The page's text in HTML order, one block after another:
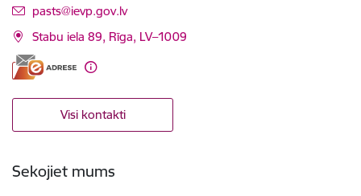
E-pasts:
pasts@ievp.gov.lv
Stabu iela 89, Rīga, LV–1009
Visi kontakti
Sekojiet mums